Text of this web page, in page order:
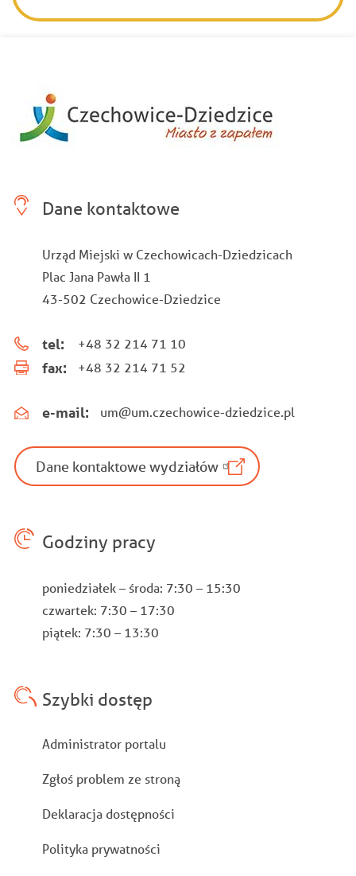
Dane kontaktowe
Urząd Miejski w Czechowicach-Dziedzicach
Plac Jana Pawła II 1
43-502 Czechowice-Dziedzice
tel: +48 32 214 71 10
fax: +48 32 214 71 52
e-mail: um@um.czechowice-dziedzice.pl
Dane kontaktowe wydziałów
Godziny pracy
poniedziałek – środa: 7:30 – 15:30
czwartek: 7:30 – 17:30
piątek: 7:30 – 13:30
Szybki dostęp
Stopka
Administrator portalu
Zgłoś problem ze stroną
Deklaracja dostępności
Polityka prywatności